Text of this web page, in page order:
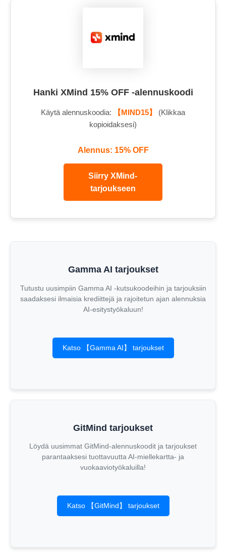
Hanki XMind 15% OFF -alennuskoodi
Käytä alennuskoodia: 【MIND15】
(Klikkaa
kopioidaksesi)
Alennus: 15% OFF
Siirry XMind-
tarjoukseen
Gamma AI tarjoukset
Tutustu uusimpiin Gamma AI -kutsukoodeihin ja tarjouksiin
saadaksesi ilmaisia krediittejä ja rajoitetun ajan alennuksia
AI-esitystyökaluun!
Katso 【Gamma AI】 tarjoukset
GitMind tarjoukset
Löydä uusimmat GitMind-alennuskoodit ja tarjoukset
parantaaksesi tuottavuutta AI-miellekartta- ja
vuokaaviotyökaluilla!
Katso 【GitMind】 tarjoukset